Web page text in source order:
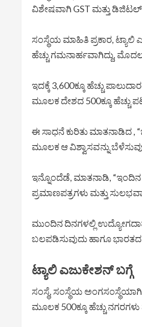
ವಿಶೇಷವಾಗಿ GST ಮತ್ತು
ಸಂಸ್ಥೆಯ ಮಾಹಿತಿ ಪ್ರಕಾರ,
ಹೆಚ್ಚು ಗಮನಾರ್ಹವಾಗಿದ್ದು, ಮೊದಲ
ಇದಕ್ಕೆ 3,600ಕ್ಕೂ ಹೆಚ್ಚು
ಮೂಲಕ ದೇಶದ 500ಕ್ಕೂ ಹೆಚ್ಚು
ಈ ಸಾಧನೆ ಕುರಿತು ಮಾತನಾಡಿದ ,
ಮೂಲಕ ಆ ವಿಶ್ವಾಸವನ್ನು
ಇನ್ನೊಂದೆಡೆ, ಮಾತನಾಡಿ, “ಇಂದಿನ
ಪ್ರಮಾಣಪತ್ರಗಳು ಮತ್ತು
ಮುಂದಿನ ದಿನಗಳಲ್ಲಿ
ಬಲಪಡಿಸುವುದು ಹಾಗೂ
ಟ್ಯಾಲಿ ಎಜುಕೇಶನ್ ಬಗ್ಗೆ
ಸಂಸ್ಥೆ, ಸಂಸ್ಥೆಯ
ಮೂಲಕ 500ಕ್ಕೂ ಹೆಚ್ಚು ನಗರಗಳು